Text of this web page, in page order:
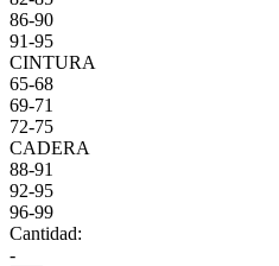
86-90
91-95
CINTURA
65-68
69-71
72-75
CADERA
88-91
92-95
96-99
Cantidad:
-